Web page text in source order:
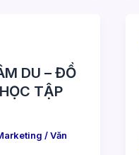
DU – ĐỒ
TẬP
/Văn